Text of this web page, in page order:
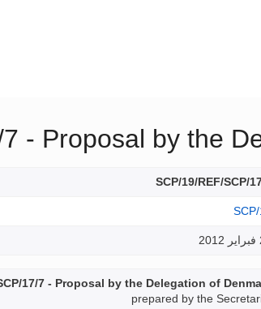
- Proposal by the
SCP/19/REF/SCP/
17/7 - Proposal by the Delegation of
prepared by the